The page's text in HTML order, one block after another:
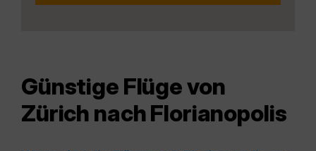
Günstige Flüge von
Zürich nach Florianopolis